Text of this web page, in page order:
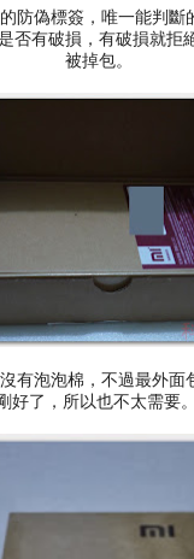
防偽標簽，唯一能判斷
否有破損，有破損就拒
被掉包。
有泡泡棉，不過最外面
好了，所以也不太需要。